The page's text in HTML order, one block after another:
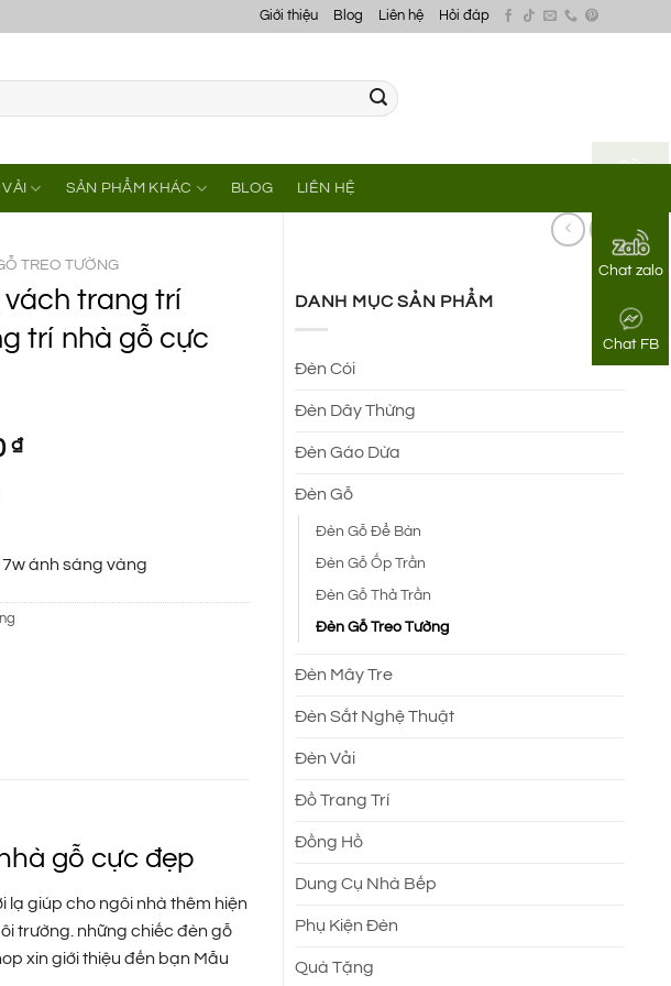
Chat zalo
Chat FB
Giới thiệu Blog Liên hệ Hỏi đáp
SẢN PHẨM KHÁC BLOG LIÊN HỆ
DANH MỤC SẢN PHẨM
Đèn Cói
Đèn Dây Thừng
Đèn Gáo Dừa
Đèn Gỗ
Đèn Gỗ Để Bàn
Đèn Gỗ Ốp Trần
Đèn Gỗ Thả Trần
Đèn Gỗ Treo Tường
Đèn Mây Tre
Đèn Sắt Nghệ Thuật
Đèn Vải
Đồ Trang Trí
Đồng Hồ
Dung Cụ Nhà Bếp
Phụ Kiện Đèn
Quà Tặng
TREO TƯỜNG
vách trang trí
trí nhà gỗ cực
₫.
₫Giá
690.000 ₫.
ánh sáng vàng
gỗ cực đẹp
lạ giúp cho ngôi nhà thêm hiện
trường. những chiếc đèn gỗ
xin giới thiệu đến bạn Mẫu